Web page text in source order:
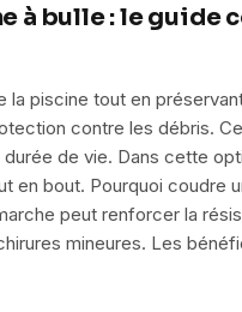
à bulle : le guide
la piscine tout en
contre les débris.
de vie. Dans cette
en bout. Pourquoi coudre
peut renforcer la
mineures. Les